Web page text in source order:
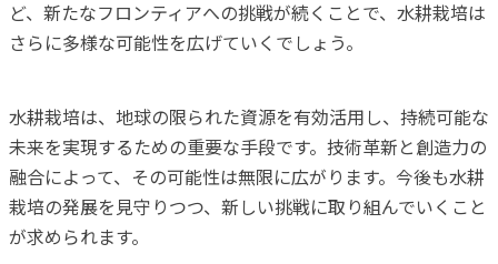
ど、新たなフロンティアへの挑戦が続くことで、水耕栽培は
さらに多様な可能性を広げていくでしょう。
水耕栽培は、地球の限られた資源を有効活用し、持続可能な
未来を実現するための重要な手段です。技術革新と創造力の
融合によって、その可能性は無限に広がります。今後も水耕
栽培の発展を見守りつつ、新しい挑戦に取り組んでいくこと
が求められます。